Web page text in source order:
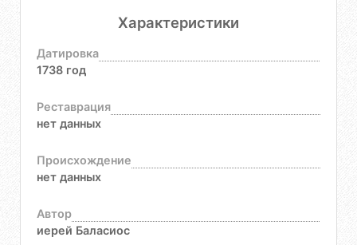
Характеристики
Датировка
1738 год
Реставрация
нет данных
Происхождение
нет данных
Автор
иерей Баласиос